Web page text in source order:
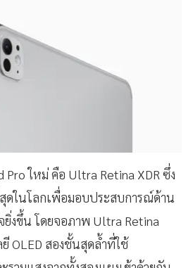
Pro ใหม่ คือ Ultra Retina XDR ซึ่ง
ในโลกเพื่อมอบประสบการณ์ด้าน
งขึ้น โดยจอภาพ Ultra Retina
OLED สองชั้นสุดล้ำที่ใช้